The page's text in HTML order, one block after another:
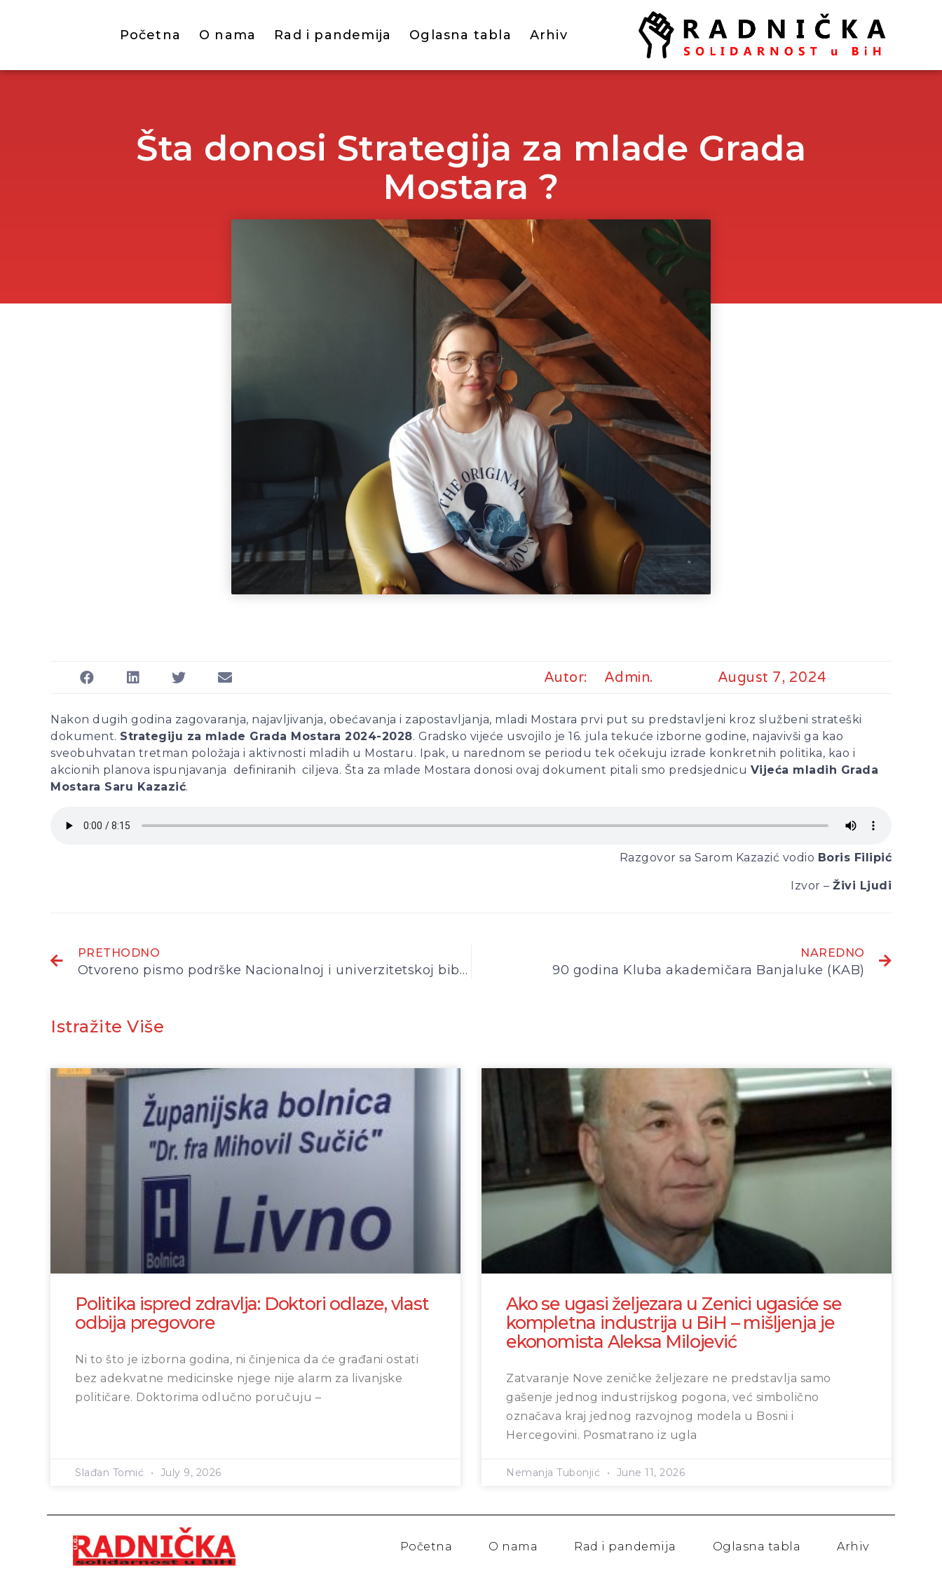
Početna O nama Rad i pandemija Oglasna tabla Arhiv
Šta donosi Strategija za mlade Grada
Mostara ?
Autor: Admin. August 7, 2024
Nakon dugih godina zagovaranja, najavljivanja, obećavanja i zapostavljanja, mladi Mostara prvi put su predstavljeni kroz službeni strateški
dokument. Strategiju za mlade Grada Mostara 2024-2028. Gradsko vijeće usvojilo je 16. jula tekuće izborne godine, najavivši ga kao
sveobuhvatan tretman položaja i aktivnosti mladih u Mostaru. Ipak, u narednom se periodu tek očekuju izrade konkretnih politika, kao i
akcionih planova ispunjavanja definiranih ciljeva. Šta za mlade Mostara donosi ovaj dokument pitali smo predsjednicu Vijeća mladih Grada
Mostara Saru Kazazić.
Razgovor sa Sarom Kazazić vodio Boris Filipić
Izvor – Živi Ljudi
PRETHODNO
Otvoreno pismo podrške Nacionalnoj i univerzitetskoj biblioteci Bosne i Hercegovine
NAREDNO
90 godina Kluba akademičara Banjaluke (KAB)
Istražite Više
Politika ispred zdravlja: Doktori odlaze, vlast
odbija pregovore
Ni to što je izborna godina, ni činjenica da će građani ostati
bez adekvatne medicinske njege nije alarm za livanjske
političare. Doktorima odlučno poručuju –
Slađan Tomić July 9, 2026
Ako se ugasi željezara u Zenici ugasiće se
kompletna industrija u BiH – mišljenja je
ekonomista Aleksa Milojević
Zatvaranje Nove zeničke željezare ne predstavlja samo
gašenje jednog industrijskog pogona, već simbolično
označava kraj jednog razvojnog modela u Bosni i
Hercegovini. Posmatrano iz ugla
Nemanja Tubonjić June 11, 2026
Početna O nama Rad i pandemija Oglasna tabla Arhiv